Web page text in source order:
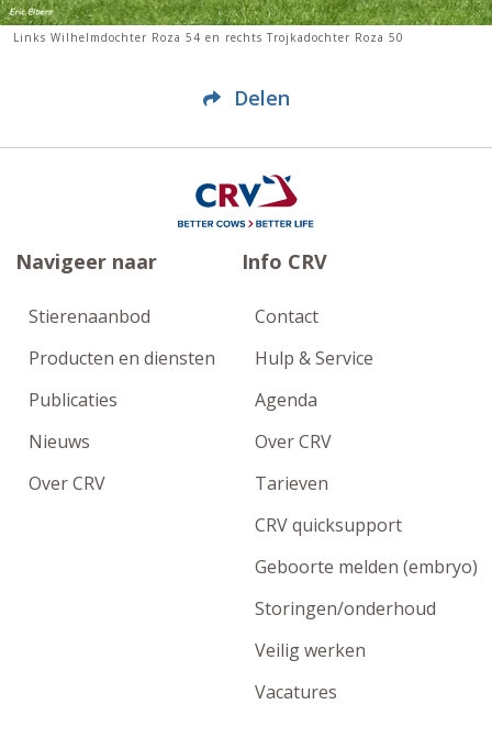
Links Wilhelmdochter Roza 54 en rechts Trojkadochter Roza 50
Delen
Navigeer naar
Stierenaanbod
Producten en diensten
Publicaties
Nieuws
Over CRV
Info CRV
Contact
Hulp & Service
Agenda
Over CRV
Tarieven
CRV quicksupport
Geboorte melden (embryo)
Storingen/onderhoud
Veilig werken
Vacatures